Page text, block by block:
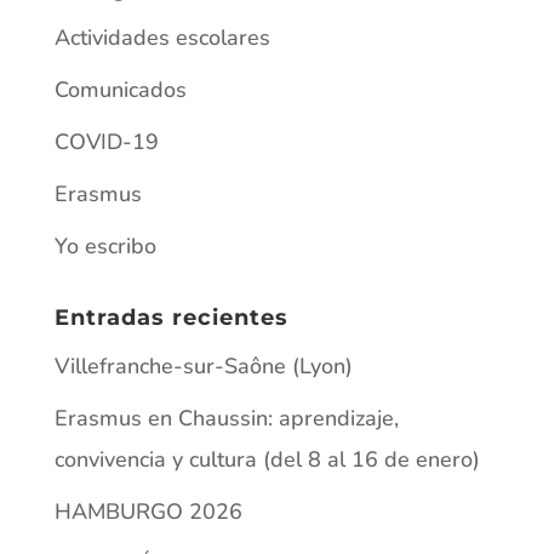
Yo escribo
Villefranche-sur-Saône (Lyon)
Erasmus en Chaussin: aprendizaje,
convivencia y cultura (del 8 al 16 de enero)
HAMBURGO 2026
¡ATENCIÓN, ARTISTAS DEL IES
Matriculación ordinaria para el alumnado